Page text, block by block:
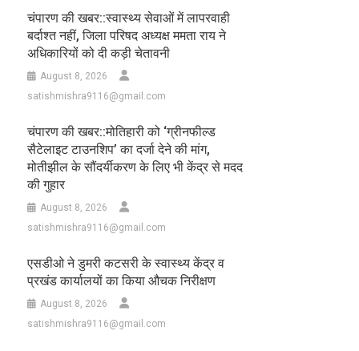
चंपारण की खबर::स्वास्थ्य सेवाओं में लापरवाही
बर्दाश्त नहीं, जिला परिषद अध्यक्ष ममता राय ने
अधिकारियों को दी कड़ी चेतावनी
August 8, 2026
satishmishra9116@gmail.com
चंपारण की खबर::मोतिहारी को ‘ग्रीनफील्ड
सैटेलाइट टाउनशिप’ का दर्जा देने की मांग,
मोतीझील के सौंदर्यीकरण के लिए भी केंद्र से मदद
की गुहार
August 8, 2026
satishmishra9116@gmail.com
एसडीओ ने डुमरी कटसरी के स्वास्थ्य केंद्र व
प्रखंड कार्यालयों का किया औचक निरीक्षण
August 8, 2026
satishmishra9116@gmail.com